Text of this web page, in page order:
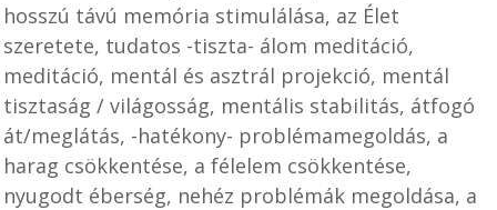
hosszú távú memória stimulálása, az Élet
szeretete, tudatos -tiszta- álom meditáció,
meditáció, mentál és asztrál projekció, mentál
tisztaság / világosság, mentális stabilitás, átfogó
át/meglátás, -hatékony- problémamegoldás, a
harag csökkentése, a félelem csökkentése,
nyugodt éberség, nehéz problémák megoldása, a